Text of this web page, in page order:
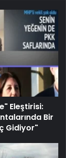
Eleştirisi:
Bir
Gidiyor"